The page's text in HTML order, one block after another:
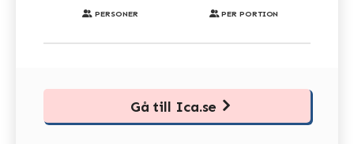
PERSONER PER PORTION
Gå till Ica.se